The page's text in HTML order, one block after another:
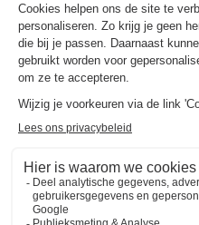
Landal Het Vennenbos
Noord-brabant,Hapert Kaart
7.6 Goed
Subtropisch waterparadijs
Groot indoor speelparadijs
Bungalow 4 personen
Van 11 tot 14 sep, 3 nachten, Vanaf